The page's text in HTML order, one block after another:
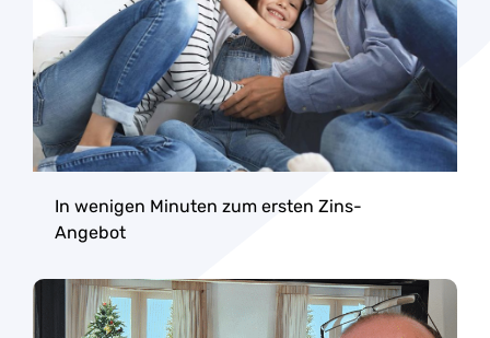
In wenigen Minuten zum ersten Zins-
Angebot